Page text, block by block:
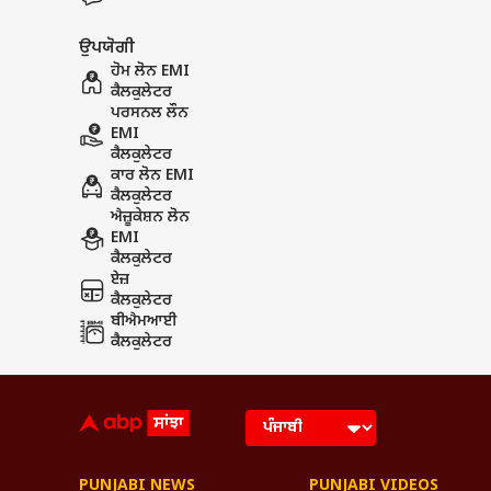
ਉਪਯੋਗੀ
ਹੋਮ ਲੋਨ EMI
ਕੈਲਕੁਲੇਟਰ
ਪਰਸਨਲ ਲੌਨ
EMI
ਕੈਲਕੁਲੇਟਰ
ਕਾਰ ਲੋਨ EMI
ਕੈਲਕੁਲੇਟਰ
ਐਜ਼ੂਕੇਸ਼ਨ ਲੋਨ
EMI
ਕੈਲਕੁਲੇਟਰ
ਏਜ਼
ਕੈਲਕੁਲੇਟਰ
ਬੀਐਮਆਈ
ਕੈਲਕੁਲੇਟਰ
PUNJABI NEWS PUNJABI VIDEOS